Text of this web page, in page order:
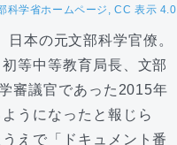
科学省ホームページ, CC 表示 4.0
本の元文部科学官僚。
等中等教育局長、文部
審議官であった2015年
うになったと報じら
えで「ドキュメント番